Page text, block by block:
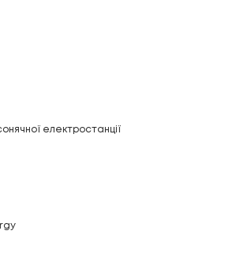
електростанції